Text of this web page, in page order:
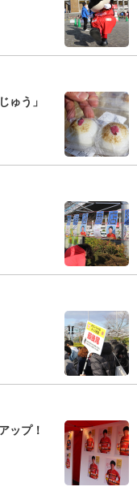
ゅう」
ップ！